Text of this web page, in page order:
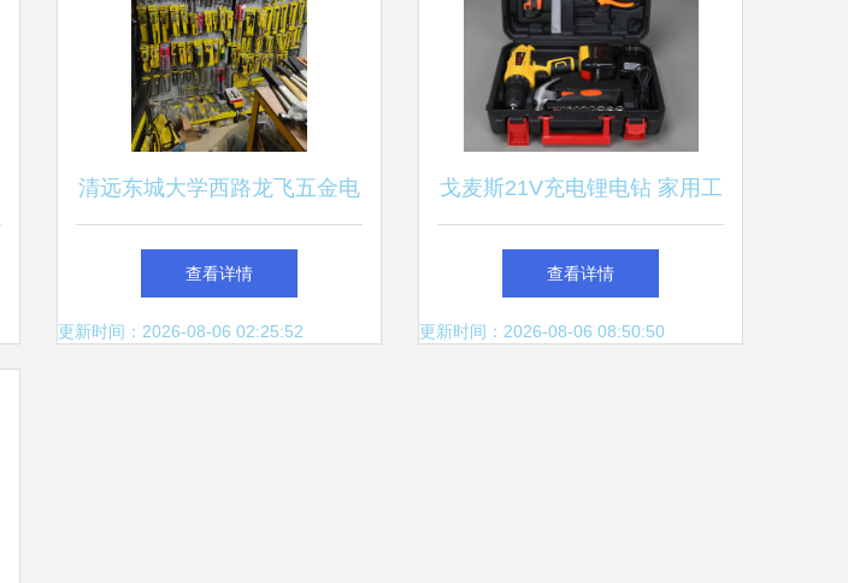
清远东城大学西路龙飞五金电
动工具行 一站式电动工具与
劳保用品专家
查看详情
更新时间：2026-08-06 02:25:52
戈麦斯21V充电锂电钻 家用工
具箱中的高效助手
查看详情
更新时间：2026-08-06 08:50:50